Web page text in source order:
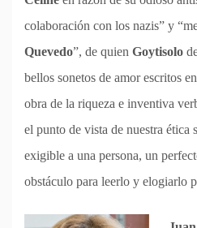
colaboración con los nazis” y
Quevedo”, de quien Goytisolo
bellos sonetos de amor escritos
obra de la riqueza e inventiva
el punto de vista de nuestra ética
exigible a una persona, un
obstáculo para leerlo y elogiarlo